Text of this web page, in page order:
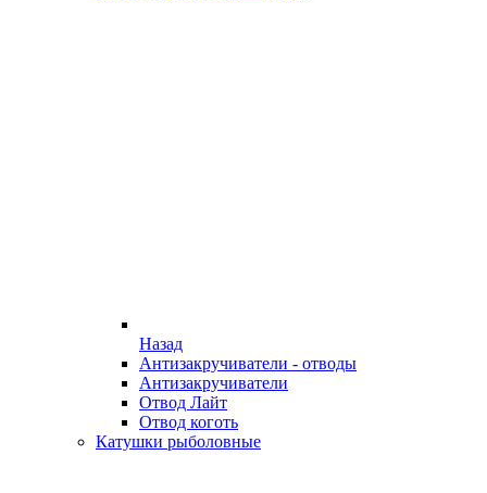
Назад
Антизакручиватели - отводы
Антизакручиватели
Отвод Лайт
Отвод коготь
Катушки рыболовные